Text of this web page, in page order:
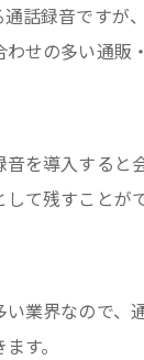
話録音です
せの多い通販
を導入すると
て残すことが
業界なので、
す。